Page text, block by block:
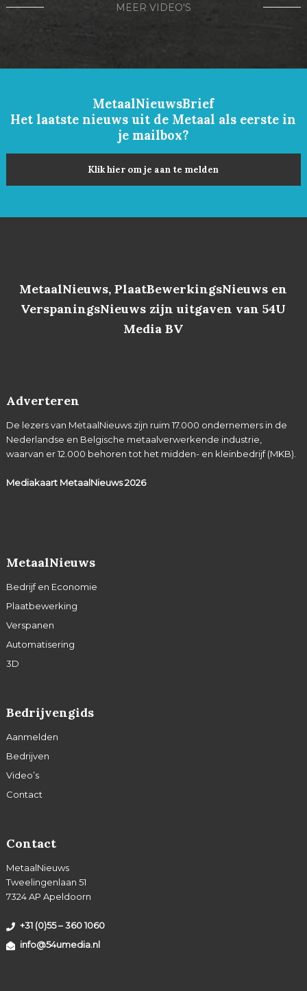
MEER VIDEO'S
MetaalNieuwsBrief
Het laatste nieuws uit de Metaal als eerste in
je mailbox?
Klik hier om je aan te melden
MetaalNieuws, PlaatBewerkingsNieuws en
VerspaningsNieuws zijn uitgaven van 54U
Media BV
Adverteren
De lezers van MetaalNieuws zijn ruim 17.000 ondernemers in de
Nederlandse en Belgische metaalverwerkende industrie,
waarvan er 12.000 behoren tot het midden- en kleinbedrijf (MKB).
Mediakaart MetaalNieuws2026
MetaalNieuws
Bedrijf en Economie
Plaatbewerking
Verspanen
Automatisering
3D
Bedrijvengids
Aanmelden
Bedrijven
Video’s
Contact
Contact
MetaalNieuws
Tweelingenlaan 51
7324 AP Apeldoorn
+31 (0)55 – 360 1060
info@54umedia.nl